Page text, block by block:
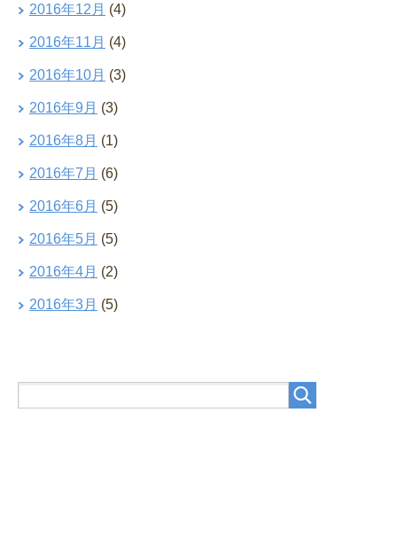
2016年12月 (4)
2016年11月 (4)
2016年10月 (3)
2016年9月 (3)
2016年8月 (1)
2016年7月 (6)
2016年6月 (5)
2016年5月 (5)
2016年4月 (2)
2016年3月 (5)